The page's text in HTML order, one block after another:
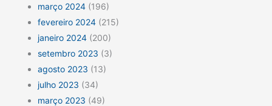
março 2024 (196)
fevereiro 2024 (215)
janeiro 2024 (200)
setembro 2023 (3)
agosto 2023 (13)
julho 2023 (34)
março 2023 (49)